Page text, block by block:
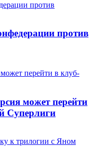
против
может перейти
Суперлиги